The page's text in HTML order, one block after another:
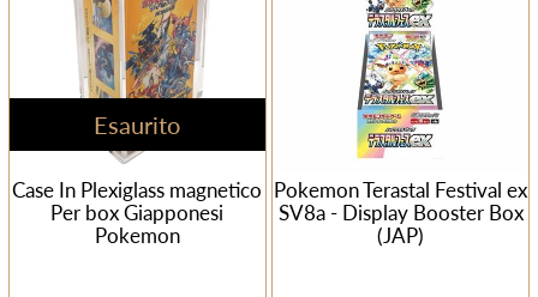
Esaurito
Case In Plexiglass magnetico
Per box Giapponesi
Pokemon
Pokemon Terastal Festival ex
SV8a - Display Booster Box
(JAP)